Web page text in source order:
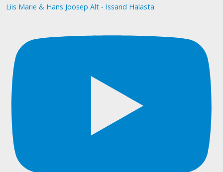
Liis Marie & Hans Joosep Alt - Issand Halasta